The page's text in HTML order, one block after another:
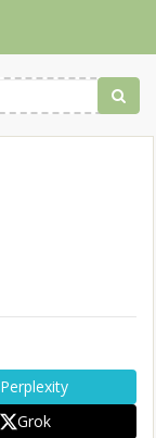
Perplexity
Grok